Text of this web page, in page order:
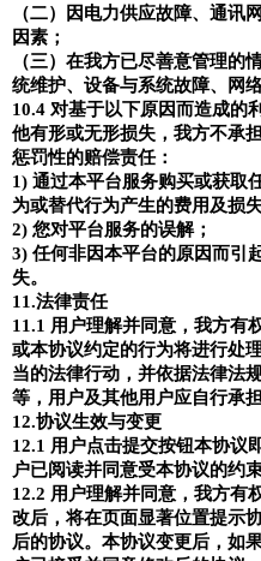
（二）因电力供应故障、通讯
因素；
（三）在我方已尽善意管理的
统维护、设备与系统故障、网
10.4 对基于以下原因而造成的
他有形或无形损失，我方不承
惩罚性的赔偿责任：
1) 通过本平台服务购买或获取
为或替代行为产生的费用及损失
2) 您对平台服务的误解；
3) 任何非因本平台的原因而引
失。
11.法律责任
11.1 用户理解并同意，我方有
或本协议约定的行为将进行处
当的法律行动，并依据法律法
等，用户及其他用户应自行承
12.协议生效与变更
12.1 用户点击提交按钮本协议
户已阅读并同意受本协议的约束
12.2 用户理解并同意，我方有
改后，将在页面显著位置提示
后的协议。本协议变更后，如